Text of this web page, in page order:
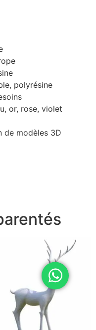
polyrésine
or, rose, violet
de modèles 3D